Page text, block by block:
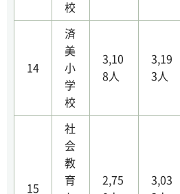
校
14
済
美
小
学
校
3,10
8人
3,19
3人
15
社
会
教
育
2,75
3,03